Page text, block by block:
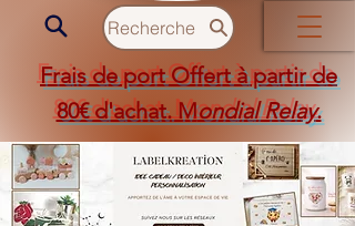
Recherche
Frais de port Offert à partir de
80€ d'achat. Mondial Relay.